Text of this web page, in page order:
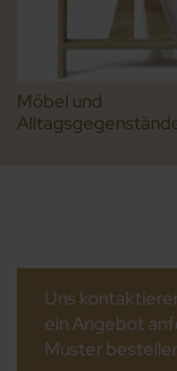
Möbel und
Uns
ein Angebot
Muster